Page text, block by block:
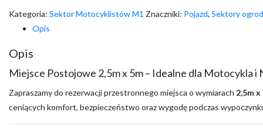
Kategoria: Sektor Motocyklistów M1 Znaczniki: Pojazd, Sektory
Opis
Opis
Miejsce Postojowe 2,5m x 5m – Idealne dla Motocykla i
Zapraszamy do rezerwacji przestronnego miejsca o wymiarach 2,5m x
ceniących komfort, bezpieczeństwo oraz wygodę podczas